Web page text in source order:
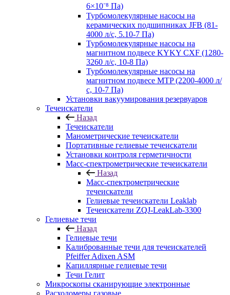
6×10⁻⁸ Па)
Турбомолекулярные насосы на
керамических подшипниках JFB (81-
4000 л/с, 5.10-7 Па)
Турбомолекулярные насосы на
магнитном подвесе KYKY CXF (1280-
3260 л/с, 10-8 Па)
Турбомолекулярные насосы на
магнитном подвесе MTP (2200-4000 л/
с, 10-7 Па)
Установки вакуумирования резервуаров
Течеискатели
Назад
Течеискатели
Манометрические течеискатели
Портативные гелиевые течеискатели
Установки контроля герметичности
Масс-спектрометрические течеискатели
Назад
Масс-спектрометрические
течеискатели
Гелиевые течеискатели Leaklab
Течеискатели ZQJ-LeakLab-3300
Гелиевые течи
Назад
Гелиевые течи
Калиброванные течи для течеискателей
Pfeiffer Adixen ASM
Капиллярные гелиевые течи
Течи Гелит
Микроскопы сканирующие электронные
Расходомеры газовые